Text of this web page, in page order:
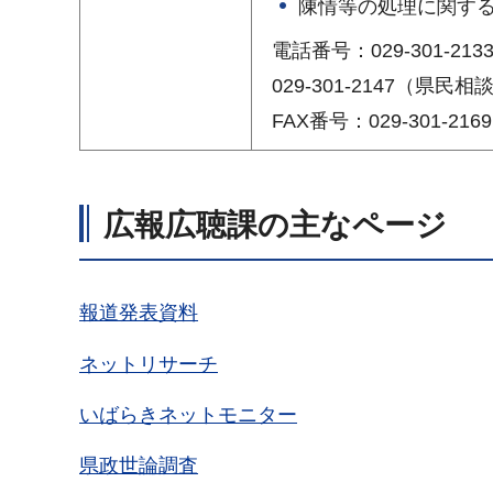
陳情等の処理に関す
電話番号：029-301-2133
029-301-2147（県民相談
FAX番号：029-301-2169
広報広聴課の主なページ
報道発表資料
ネットリサーチ
いばらきネットモニター
県政世論調査